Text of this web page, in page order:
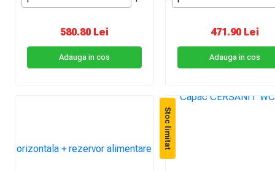
580.80 Lei
Adauga in cos
471.90 Lei
Adauga in cos
Stoc limitat